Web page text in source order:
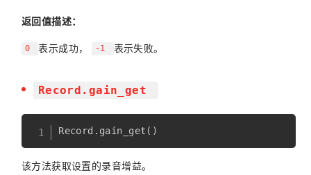
返回值描述：
0 表示成功， -1 表示失败。
Record.gain_get
Record . gain_get ( )
该方法获取设置的录音增益。